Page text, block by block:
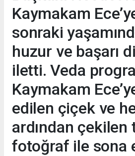
Kaymakam
sonraki
huzur ve başarı
iletti. Veda
Kaymakam
edilen çiçek ve
ardından çekilen
fotoğraf ile sona